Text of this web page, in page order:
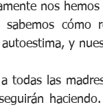
nos
cómo
autoestima, y
a todas las